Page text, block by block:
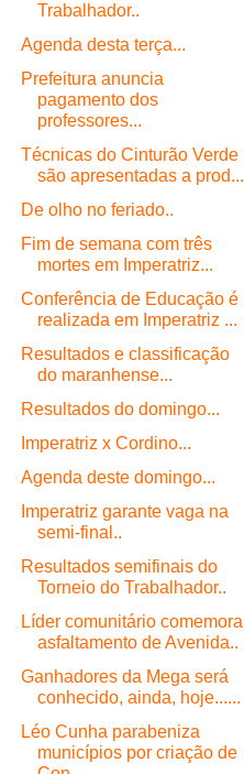
Trabalhador..
Agenda desta terça...
Prefeitura anuncia
pagamento dos
professores...
Técnicas do Cinturão Verde
são apresentadas a prod...
De olho no feriado..
Fim de semana com três
mortes em Imperatriz...
Conferência de Educação é
realizada em Imperatriz ...
Resultados e classificação
do maranhense...
Resultados do domingo...
Imperatriz x Cordino...
Agenda deste domingo...
Imperatriz garante vaga na
semi-final..
Resultados semifinais do
Torneio do Trabalhador..
Líder comunitário comemora
asfaltamento de Avenida..
Ganhadores da Mega será
conhecido, ainda, hoje......
Léo Cunha parabeniza
municípios por criação de